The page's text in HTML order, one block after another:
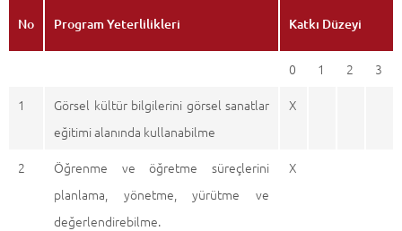
No Program Yeterlilikleri Katkı Düzeyi
0 1 2
3
1
Görsel kültür bilgilerini görsel sanatlar
eğitimi alanında kullanabilme
X
2
Öğrenme ve öğretme süreçlerini
planlama, yönetme, yürütme ve
değerlendirebilme.
X